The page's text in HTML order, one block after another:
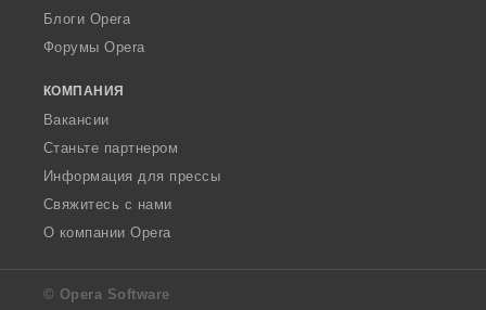
Блоги Opera
Форумы Opera
КОМПАНИЯ
Вакансии
Станьте партнером
Информация для прессы
Свяжитесь с нами
О компании Opera
© Opera Software